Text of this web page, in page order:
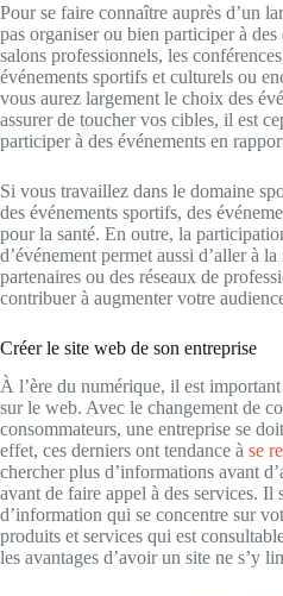
Pour se faire connaître auprès d’un
pas organiser ou bien participer à des
salons professionnels, les
événements sportifs et culturels ou
vous aurez largement le choix des
assurer de toucher vos cibles, il est
participer à des événements en
Si vous travaillez dans le domaine
des événements sportifs, des
pour la santé. En outre, la
d’événement permet aussi d’aller à
partenaires ou des réseaux de
contribuer à augmenter votre
Créer le site web de son entreprise
À l’ère du numérique, il est important
sur le web. Avec le changement de
consommateurs, une entreprise se
effet, ces derniers ont tendance à se
chercher plus d’informations avant
avant de faire appel à des services. Il
d’information qui se concentre sur
produits et services qui est
les avantages d’avoir un site ne s’y